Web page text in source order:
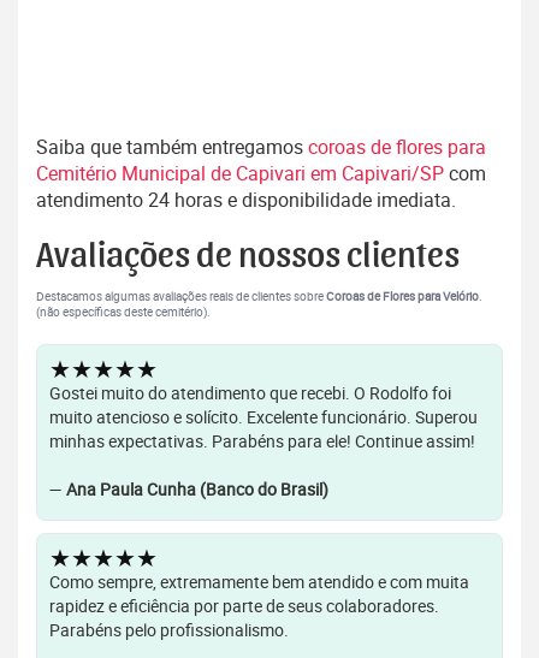
Saiba que também entregamoscoroas de flores para
Cemitério Municipal de Capivari em Capivari/SPcom
atendimento 24 horas e disponibilidade imediata.
Avaliações de nossos clientes
Destacamos algumas avaliações reais de clientes sobreCoroas de Flores para Velório.
(não específicas deste cemitério).
★★★★★
Gostei muito do atendimento que recebi. O Rodolfo foi
muito atencioso e solícito. Excelente funcionário. Superou
minhas expectativas. Parabéns para ele! Continue assim!
— Ana Paula Cunha (Banco do Brasil)
★★★★★
Como sempre, extremamente bem atendido e com muita
rapidez e eficiência por parte de seus colaboradores.
Parabéns pelo profissionalismo.